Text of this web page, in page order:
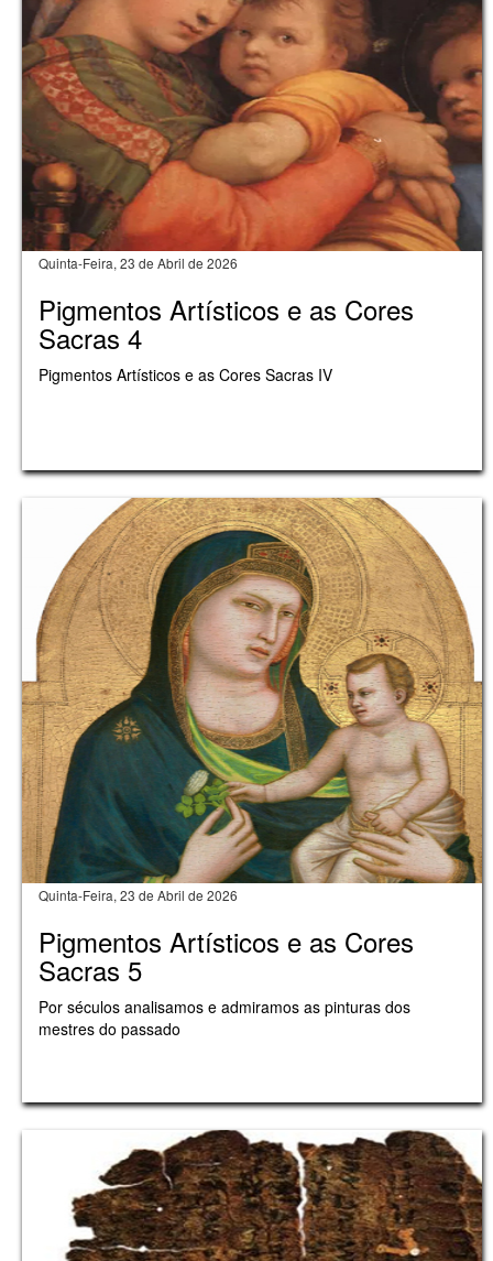
Quinta-Feira, 23 de Abril de 2026
Pigmentos Artísticos e as Cores
Sacras 4
Pigmentos Artísticos e as Cores Sacras IV
Quinta-Feira, 23 de Abril de 2026
Pigmentos Artísticos e as Cores
Sacras 5
Por séculos analisamos e admiramos as pinturas dos
mestres do passado